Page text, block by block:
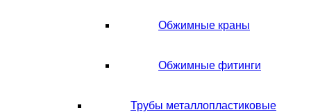
Обжимные краны
Обжимные фитинги
Трубы металлопластиковые